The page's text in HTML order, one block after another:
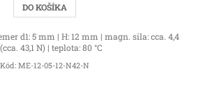
DO KOŠÍKA
d1: 5 mm | H: 12 mm | magn. sila: cca. 4,4
43,1 N) | teplota: 80 °C
Kód: ME-12-05-12-N42-N